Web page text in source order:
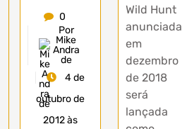
0
Por
Mike
Andra
de
4 de
outubro de
2012 às
Wild Hunt
anunciada
em
dezembro
de 2018
será
lançada